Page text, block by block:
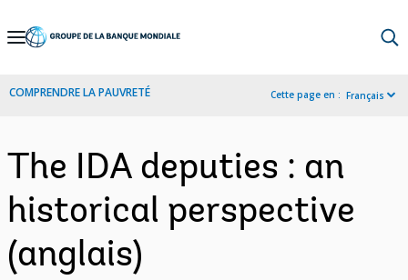
Skip
Navigation
COMPRENDRE LA PAUVRETÉ Cette page en : Français
The IDA deputies : an
historical perspective
(anglais)